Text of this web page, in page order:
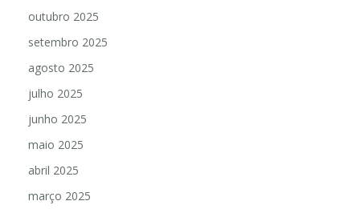
outubro 2025
setembro 2025
agosto 2025
julho 2025
junho 2025
maio 2025
abril 2025
março 2025